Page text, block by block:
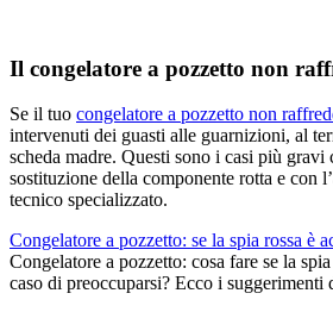
Il congelatore a pozzetto non
Se il tuo congelatore a pozzetto non
intervenuti dei guasti alle guarnizioni, al
scheda madre. Questi sono i casi più
sostituzione della componente rotta e con
tecnico specializzato.
Congelatore a pozzetto: se la spia rossa è
Congelatore a pozzetto: cosa fare se la
caso di preoccuparsi? Ecco i suggerimenti